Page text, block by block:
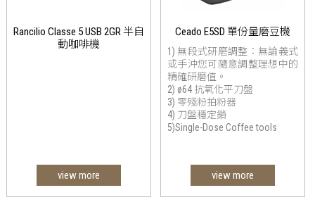
Rancilio Classe 5 USB 2GR 半自
動咖啡機
view more
Ceado E5SD 單份量磨豆機
1) 無段式研磨調整：無論義式
或手沖您可隨意調整理想中的
精確研磨值。
2) ø64 抗氧化平刀盤
3) 零殘粉拍粉器
4) 刀盤穩定鎖
5)Single-Dose Coffee tools
view more